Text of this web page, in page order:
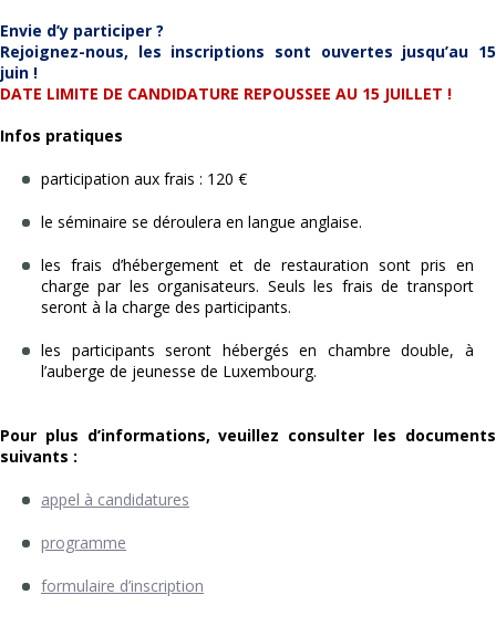
Envie d’y participer ?
Rejoignez-nous, les inscriptions sont ouvertes jusqu’au 15
juin !
DATE LIMITE DE CANDIDATURE REPOUSSEE AU 15 JUILLET !
Infos pratiques
participation aux frais : 120 €
le séminaire se déroulera en langue anglaise.
les frais d’hébergement et de restauration sont pris en
charge par les organisateurs. Seuls les frais de transport
seront à la charge des participants.
les participants seront hébergés en chambre double, à
l’auberge de jeunesse de Luxembourg.
Pour plus d’informations, veuillez consulter les documents
suivants :
appel à candidatures
programme
formulaire d’inscription